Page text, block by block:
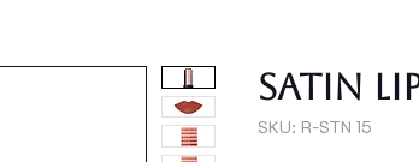
SATIN
SKU: R-STN 15